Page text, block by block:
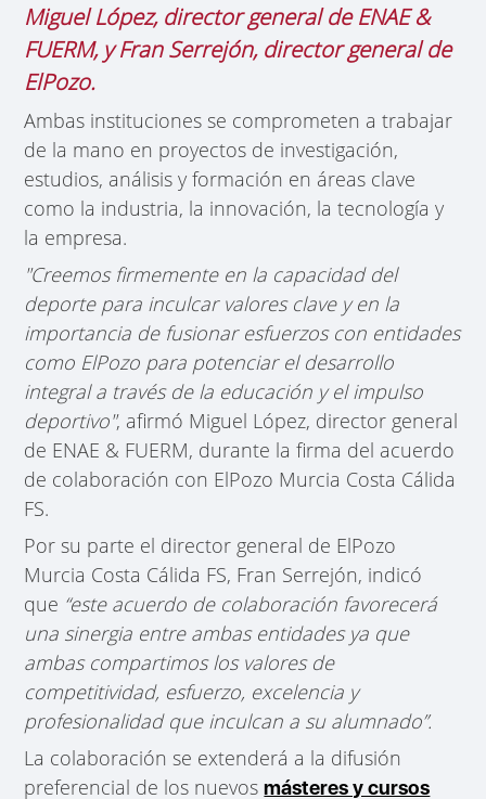
Miguel López, director general de ENAE &
FUERM, y Fran Serrejón, director general de
ElPozo.
Ambas instituciones se comprometen a trabajar
de la mano en proyectos de investigación,
estudios, análisis y formación en áreas clave
como la industria, la innovación, la tecnología y
la empresa.
"Creemos firmemente en la capacidad del
deporte para inculcar valores clave y en la
importancia de fusionar esfuerzos con entidades
como ElPozo para potenciar el desarrollo
integral a través de la educación y el impulso
deportivo", afirmó Miguel López, director general
de ENAE & FUERM, durante la firma del acuerdo
de colaboración con ElPozo Murcia Costa Cálida
FS.
Por su parte el director general de ElPozo
Murcia Costa Cálida FS, Fran Serrejón, indicó
que “este acuerdo de colaboración favorecerá
una sinergia entre ambas entidades ya que
ambas compartimos los valores de
competitividad, esfuerzo, excelencia y
profesionalidad que inculcan a su alumnado”.
La colaboración se extenderá a la difusión
preferencial de los nuevosmásteres y cursos